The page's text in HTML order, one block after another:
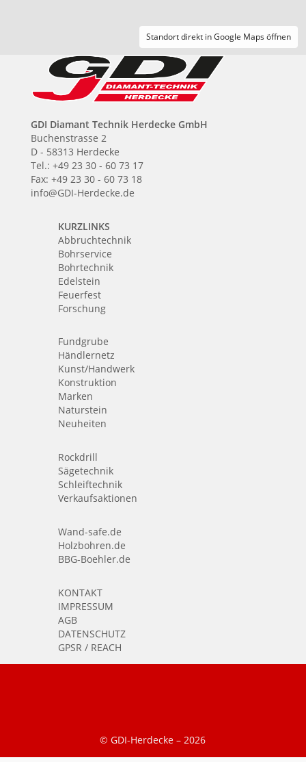
Standort direkt in Google Maps öffnen
GDI Diamant Technik Herdecke GmbH
Buchenstrasse 2
D - 58313 Herdecke
Tel.: +49 23 30 - 60 73 17
Fax: +49 23 30 - 60 73 18
info@GDI-Herdecke.de
KURZLINKS
Abbruchtechnik
Bohrservice
Bohrtechnik
Edelstein
Feuerfest
Forschung
Fundgrube
Händlernetz
Kunst/Handwerk
Konstruktion
Marken
Naturstein
Neuheiten
Rockdrill
Sägetechnik
Schleiftechnik
Verkaufsaktionen
Wand-safe.de
Holzbohren.de
BBG-Boehler.de
KONTAKT
IMPRESSUM
AGB
DATENSCHUTZ
GPSR / REACH
© GDI-Herdecke – 2026